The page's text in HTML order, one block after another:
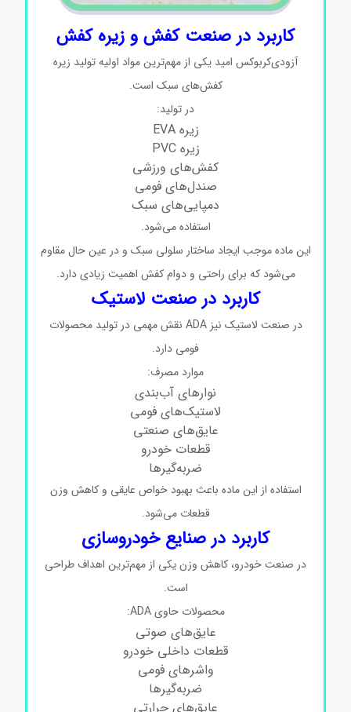
کاربرد در صنعت کفش و زیره کفش
آزودی‌کربوکس امید یکی از مهم‌ترین مواد اولیه تولید زیره
کفش‌های سبک است.
در تولید:
زیره EVA
زیره PVC
کفش‌های ورزشی
صندل‌های فومی
دمپایی‌های سبک
استفاده می‌شود.
این ماده موجب ایجاد ساختار سلولی سبک و در عین حال مقاوم
می‌شود که برای راحتی و دوام کفش اهمیت زیادی دارد.
کاربرد در صنعت لاستیک
در صنعت لاستیک نیز ADA نقش مهمی در تولید محصولات
فومی دارد.
موارد مصرف:
نوارهای آب‌بندی
لاستیک‌های فومی
عایق‌های صنعتی
قطعات خودرو
ضربه‌گیرها
استفاده از این ماده باعث بهبود خواص عایقی و کاهش وزن
قطعات می‌شود.
کاربرد در صنایع خودروسازی
در صنعت خودرو، کاهش وزن یکی از مهم‌ترین اهداف طراحی
است.
محصولات حاوی ADA:
عایق‌های صوتی
قطعات داخلی خودرو
واشرهای فومی
ضربه‌گیرها
عایق‌های حرارتی